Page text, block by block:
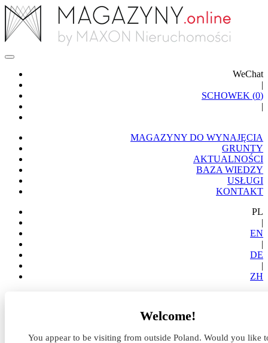
WeChat
|
SCHOWEK (0)
|
MAGAZYNY DO WYNAJĘCIA
GRUNTY
AKTUALNOŚCI
BAZA WIEDZY
USŁUGI
KONTAKT
PL
|
EN
|
DE
|
ZH
Welcome!
You appear to be visiting from outside Poland. Would you like
LCube wybuduje park przemysłowo-magazynowy w